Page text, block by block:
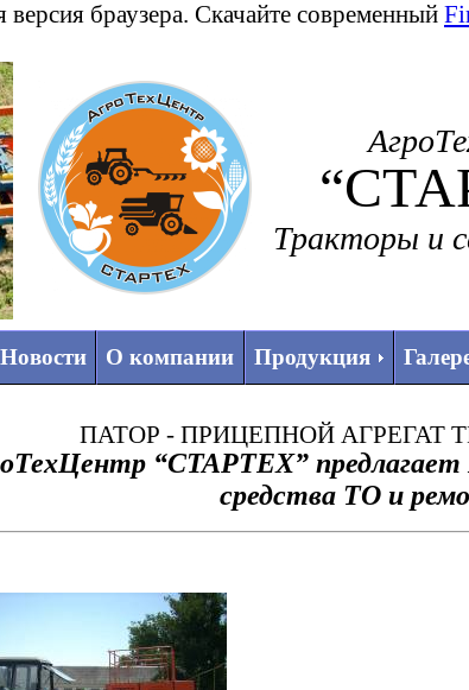
браузера. Скачайте современный
Тракторы и
Новости О компании Продукция
ПАТОР - ПРИЦЕПНОЙ
“СТАРТЕХ”
средства ТО и